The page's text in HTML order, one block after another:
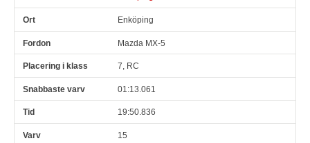
Enköping
Mazda MX-5
7, RC
01:13.061
19:50.836
15